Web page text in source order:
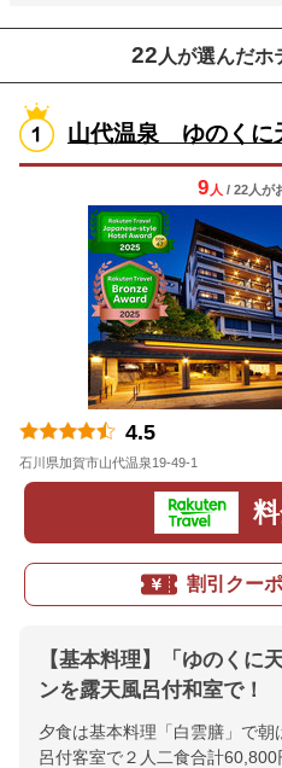
22 人が選んだホ
山代温泉 ゆのくに
9 人 / 22人が
4.5
石川県加賀市山代温泉19-49-1
割引クー
【基本料理】「ゆのくに
ンを露天風呂付和室で！
夕食は基本料理「白雲膳」で
呂付客室で２人二食合計60,800